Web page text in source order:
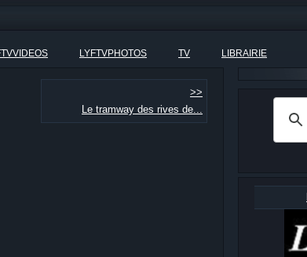
LYFTVPHOTOS TV LIBRAIRIE
>>
Le tramway des rives de...